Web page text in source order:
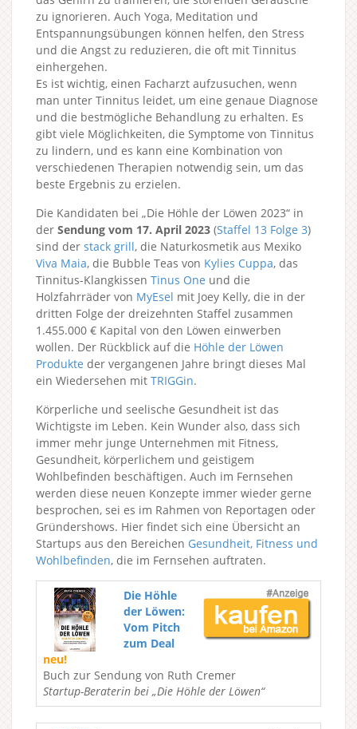
zu ignorieren. Auch Yoga, Meditation und
Entspannungsübungen können helfen, den Stress
und die Angst zu reduzieren, die oft mit Tinnitus
einhergehen.
Es ist wichtig, einen Facharzt aufzusuchen, wenn
man unter Tinnitus leidet, um eine genaue Diagnose
und die bestmögliche Behandlung zu erhalten. Es
gibt viele Möglichkeiten, die Symptome von Tinnitus
zu lindern, und es kann eine Kombination von
verschiedenen Therapien notwendig sein, um das
beste Ergebnis zu erzielen.
Die Kandidaten bei „Die Höhle der Löwen 2023“ in
der Sendung vom 17. April 2023 (Staffel 13 Folge 3)
sind der stack grill, die Naturkosmetik aus Mexiko
Viva Maia, die Bubble Teas von Kylies Cuppa, das
Tinnitus-Klangkissen Tinus One und die
Holzfahrräder von MyEsel mit Joey Kelly, die in der
dritten Folge der dreizehnten Staffel zusammen
1.455.000 € Kapital von den Löwen einwerben
wollen. Der Rückblick auf die Höhle der Löwen
Produkte der vergangenen Jahre bringt dieses Mal
ein Wiedersehen mit TRIGGin.
Körperliche und seelische Gesundheit ist das
Wichtigste im Leben. Kein Wunder also, dass sich
immer mehr junge Unternehmen mit Fitness,
Gesundheit, körperlichem und geistigem
Wohlbefinden beschäftigen. Auch im Fernsehen
werden diese neuen Konzepte immer wieder gerne
besprochen, sei es im Rahmen von Reportagen oder
Gründershows. Hier findet sich eine Übersicht an
Startups aus den Bereichen Gesundheit, Fitness und
Wohlbefinden, die im Fernsehen auftraten.
Die Höhle
der Löwen:
Vom Pitch
zum Deal
neu!
Buch zur Sendung von Ruth Cremer
Startup-Beraterin bei „Die Höhle der Löwen“